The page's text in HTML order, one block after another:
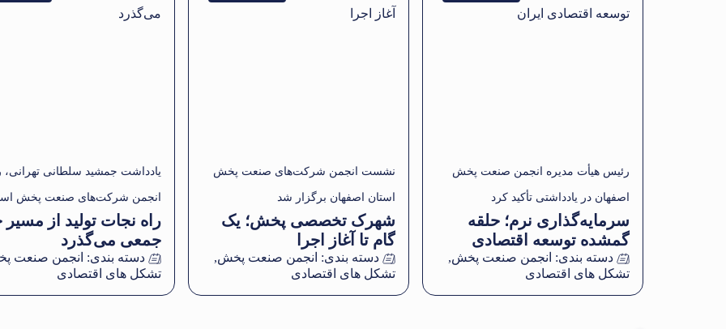
رئیس هیأت مدیره انجمن صنعت پخش
اصفهان در یادداشتی تأکید کرد
سرمایه‌گذاری نرم؛ حلقه
گمشده توسعه اقتصادی
ایراندسته بندی: انجمن صنعت پخش,
تشکل های اقتصادی
نشست انجمن شرکت‌های صنعت پخش
استان اصفهان برگزار شد
شهرک تخصصی پخش؛ یک
گام تا آغاز اجرا
دسته بندی: انجمن صنعت پخش,
تشکل های اقتصادی
یادداشت جمشید سلطانی تهرانی،
انجمن شرکت‌های صنعت پخش
اصفهان
راه نجات تولید از مسیر
جمعی می‌گذرد
دسته بندی: انجمن صنعت
تشکل های اقتصادی